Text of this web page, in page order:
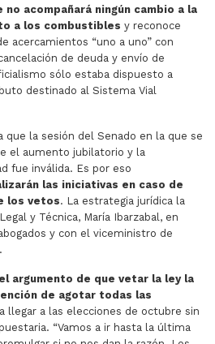
acompañará ningún cambio a la
a los combustibles y reconoce
acercamientos “uno a uno” con
de deuda y envío de
sólo estaba dispuesto a
destinado al Sistema Vial
que la sesión del Senado en la que se
el aumento jubilatorio y la
fue inválida. Es por eso
las iniciativas en caso de
los vetos. La estrategia jurídica la
y Técnica, María Ibarzabal, en
y con el viceministro de
argumento de que vetar la ley la
de agotar todas las
llegar a las elecciones de octubre sin
“Vamos a ir hasta la última